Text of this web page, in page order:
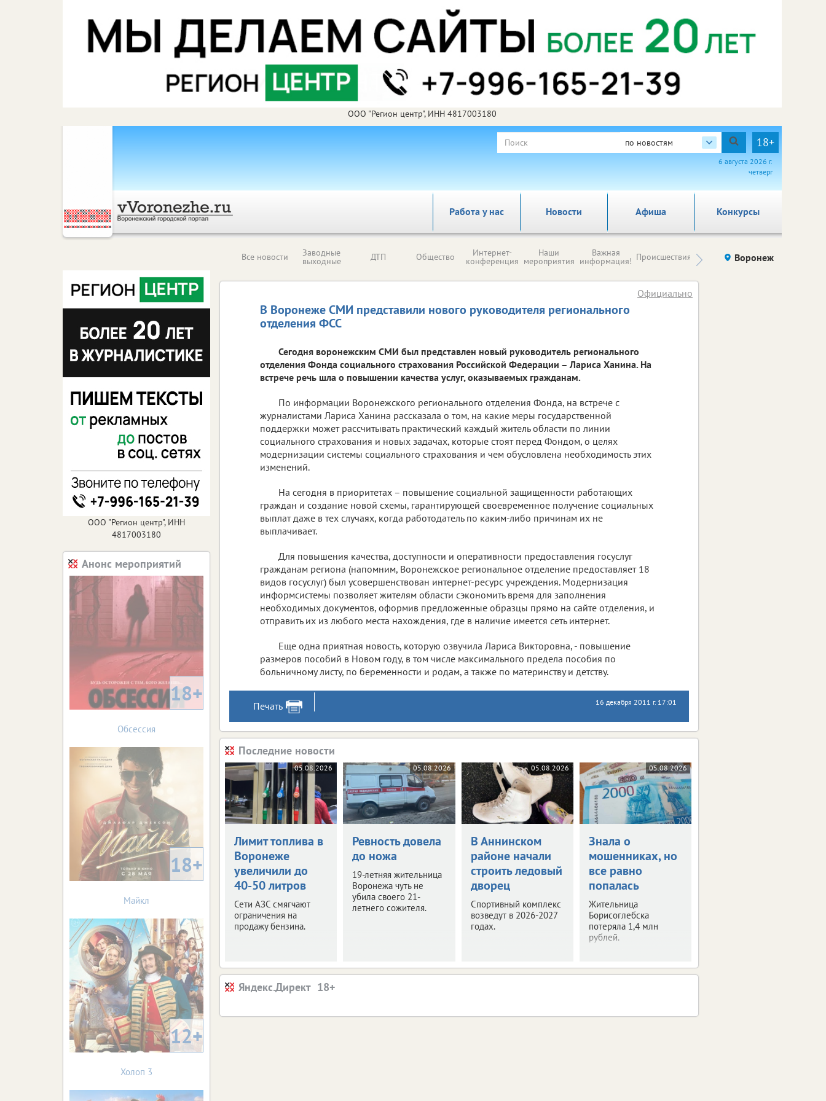
ООО "Регион центр", ИНН 4817003180
по новостям 18+
6 августа 2026 г.
четверг
Работа у нас Новости Афиша Конкурсы
Все новости Заводные
выходные ДТП Общество Интернет-
конференция
Наши
мероприятия
Важная
информация! Происшествия Здоровье компаний (на
Воронеж
В Воронеже СМИ представили нового руководителя регионального
отделения ФСС
Официально
Сегодня воронежским СМИ был представлен новый руководитель регионального
отделения Фонда социального страхования Российской Федерации – Лариса Ханина. На
встрече речь шла о повышении качества услуг, оказываемых гражданам.
По информации Воронежского регионального отделения Фонда, на встрече с
журналистами Лариса Ханина рассказала о том, на какие меры государственной
поддержки может рассчитывать практический каждый житель области по линии
социального страхования и новых задачах, которые стоят перед Фондом, о целях
модернизации системы социального страхования и чем обусловлена необходимость этих
изменений.
На сегодня в приоритетах – повышение социальной защищенности работающих
граждан и создание новой схемы, гарантирующей своевременное получение социальных
выплат даже в тех случаях, когда работодатель по каким-либо причинам их не
выплачивает.
Для повышения качества, доступности и оперативности предоставления госуслуг
гражданам региона (напомним, Воронежское региональное отделение предоставляет 18
видов госуслуг) был усовершенствован интернет-ресурс учреждения. Модернизация
информсистемы позволяет жителям области сэкономить время для заполнения
необходимых документов, оформив предложенные образцы прямо на сайте отделения, и
отправить их из любого места нахождения, где в наличие имеется сеть интернет.
Еще одна приятная новость, которую озвучила Лариса Викторовна, - повышение
размеров пособий в Новом году, в том числе максимального предела пособия по
больничному листу, по беременности и родам, а также по материнству и детству.
Печать 16 декабря 2011 г. 17:01
Последние новости
05.08.2026
Лимит топлива в
Воронеже
увеличили до
40-50 литров
Сети АЗС смягчают
ограничения на
продажу бензина.
05.08.2026
Ревность довела
до ножа
19-летняя жительница
Воронежа чуть не
убила своего 21-
летнего сожителя.
05.08.2026
В Аннинском
районе начали
строить ледовый
дворец
Спортивный комплекс
возведут в 2026-2027
годах.
05.08.2026
Знала о
мошенниках, но
все равно
попалась
Жительница
Борисоглебска
потеряла 1,4 млн
рублей.
Яндекс.Директ
ООО "Регион центр", ИНН
4817003180
Анонс мероприятий
18+
Обсессия
18+
Майкл
12+
Холоп 3